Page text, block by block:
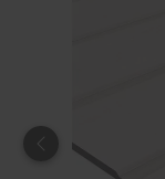
Föregående